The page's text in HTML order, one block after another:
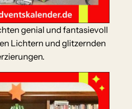
genial und fantasievoll
Lichtern und glitzernden